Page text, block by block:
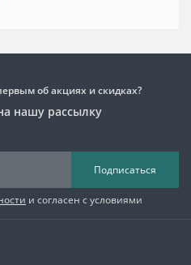
об акциях и скидках?
нашу рассылку
Подписаться
и согласен с условиями